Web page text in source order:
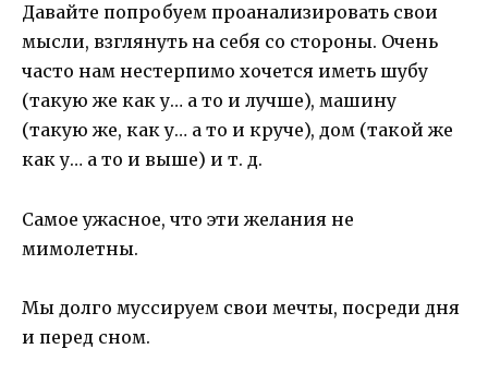
Давайте попробуем проанализировать свои
мысли, взглянуть на себя со стороны. Очень
часто нам нестерпимо хочется иметь шубу
(такую же как у… а то и лучше), машину
(такую же, как у… а то и круче), дом (такой же
как у… а то и выше) и т. д.
Самое ужасное, что эти желания не
мимолетны.
Мы долго муссируем свои мечты, посреди дня
и перед сном.